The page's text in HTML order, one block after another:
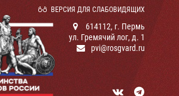
ВЕРСИЯ ДЛЯ СЛАБОВИДЯЩИХ
614112, г. Пермь
ул. Гремячий лог, д. 1
pvi@rosgvard.ru